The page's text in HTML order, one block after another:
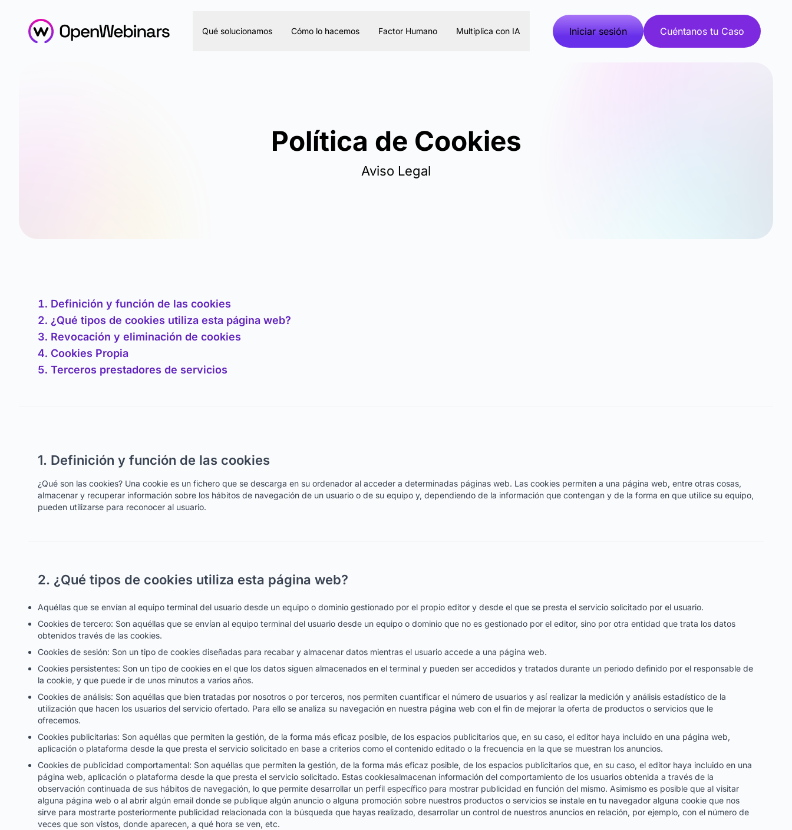
Qué solucionamos Cómo lo hacemos Factor Humano Multiplica con IA Iniciar sesión Cuéntanos tu Caso
Política de Cookies
Aviso Legal
Definición y función de las cookies
¿Qué tipos de cookies utiliza esta página web?
Revocación y eliminación de cookies
Cookies Propia
Terceros prestadores de servicios
1. Definición y función de las cookies
¿Qué son las cookies? Una cookie es un fichero que se descarga en su ordenador al acceder a determinadas páginas web. Las cookies permiten a una página web, entre otras cosas,
almacenar y recuperar información sobre los hábitos de navegación de un usuario o de su equipo y, dependiendo de la información que contengan y de la forma en que utilice su equipo,
pueden utilizarse para reconocer al usuario.
2. ¿Qué tipos de cookies utiliza esta página web?
Aquéllas que se envían al equipo terminal del usuario desde un equipo o dominio gestionado por el propio editor y desde el que se presta el servicio solicitado por el usuario.
Cookies de tercero: Son aquéllas que se envían al equipo terminal del usuario desde un equipo o dominio que no es gestionado por el editor, sino por otra entidad que trata los datos
obtenidos través de las cookies.
Cookies de sesión: Son un tipo de cookies diseñadas para recabar y almacenar datos mientras el usuario accede a una página web.
Cookies persistentes: Son un tipo de cookies en el que los datos siguen almacenados en el terminal y pueden ser accedidos y tratados durante un periodo definido por el responsable de
la cookie, y que puede ir de unos minutos a varios años.
Cookies de análisis: Son aquéllas que bien tratadas por nosotros o por terceros, nos permiten cuantificar el número de usuarios y así realizar la medición y análisis estadístico de la
utilización que hacen los usuarios del servicio ofertado. Para ello se analiza su navegación en nuestra página web con el fin de mejorar la oferta de productos o servicios que le
ofrecemos.
Cookies publicitarias: Son aquéllas que permiten la gestión, de la forma más eficaz posible, de los espacios publicitarios que, en su caso, el editor haya incluido en una página web,
aplicación o plataforma desde la que presta el servicio solicitado en base a criterios como el contenido editado o la frecuencia en la que se muestran los anuncios.
Cookies de publicidad comportamental: Son aquéllas que permiten la gestión, de la forma más eficaz posible, de los espacios publicitarios que, en su caso, el editor haya incluido en una
página web, aplicación o plataforma desde la que presta el servicio solicitado. Estas cookiesalmacenan información del comportamiento de los usuarios obtenida a través de la
observación continuada de sus hábitos de navegación, lo que permite desarrollar un perfil específico para mostrar publicidad en función del mismo. Asimismo es posible que al visitar
alguna página web o al abrir algún email donde se publique algún anuncio o alguna promoción sobre nuestros productos o servicios se instale en tu navegador alguna cookie que nos
sirve para mostrarte posteriormente publicidad relacionada con la búsqueda que hayas realizado, desarrollar un control de nuestros anuncios en relación, por ejemplo, con el número de
veces que son vistos, donde aparecen, a qué hora se ven, etc.